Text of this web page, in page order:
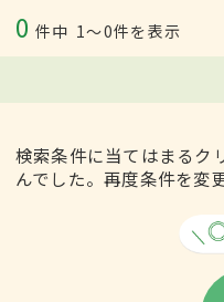
0 件中 1〜0件を表示
検索条件に当てはまるク
んでした。再度条件を変